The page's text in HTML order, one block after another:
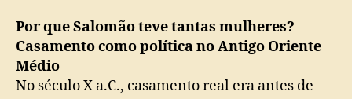
Por que Salomão teve tantas mulheres?
Casamento como política no Antigo Oriente
Médio
No século X a.C., casamento real era antes de